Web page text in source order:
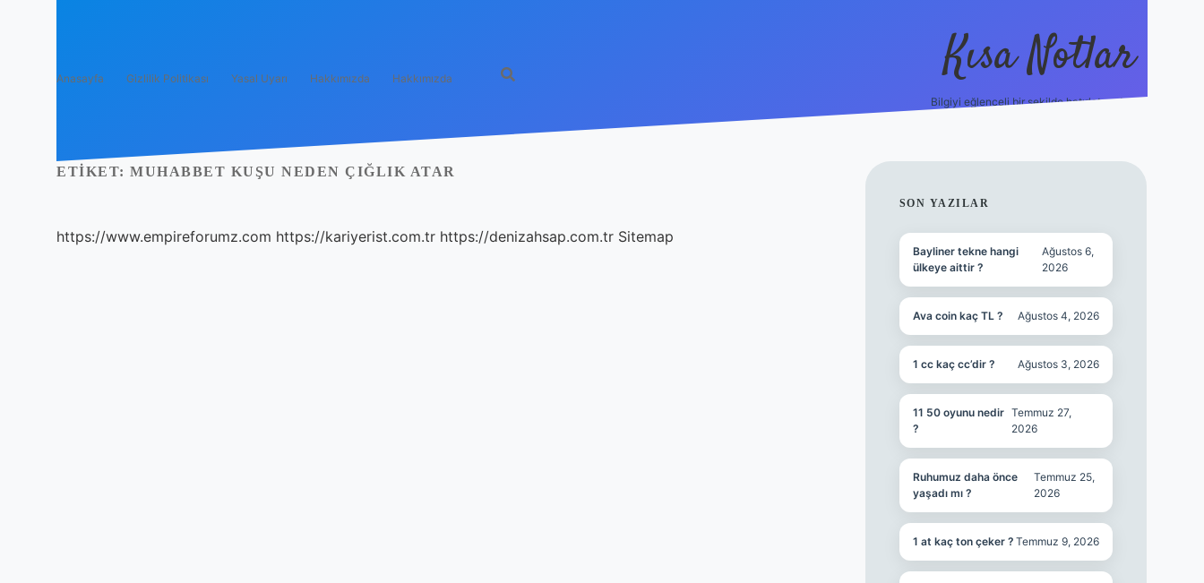
Anasayfa Gizlilik Politikası Yasal Uyarı Hakkımızda Hakkımızda Kısa Notlar
Bilgiyi eğlenceli bir şekilde hatırlatan durak.
ETIKET: MUHABBET KUŞU NEDEN ÇIĞLIK ATAR
https://www.empireforumz.com https://kariyerist.com.tr https://denizahsap.com.tr Sitemap
SIDEBAR
SON YAZILAR
Bayliner tekne hangi
ülkeye aittir ?
Ağustos 6,
2026
Ava coin kaç TL ? Ağustos 4, 2026
1 cc kaç cc’dir ? Ağustos 3, 2026
11 50 oyunu nedir
?
Temmuz 27,
2026
Ruhumuz daha önce
yaşadı mı ?
Temmuz 25,
2026
1 at kaç ton çeker ? Temmuz 9, 2026
elexbett.net